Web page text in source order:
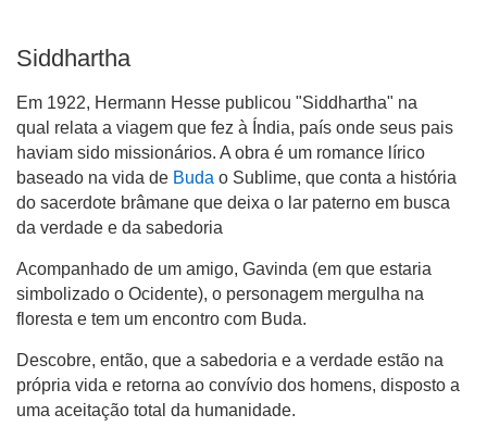
Siddhartha
Em 1922, Hermann Hesse publicou "Siddhartha" na
qual relata a viagem que fez à Índia, país onde seus pais
haviam sido missionários. A obra é um romance lírico
baseado na vida de Buda o Sublime, que conta a história
do sacerdote brâmane que deixa o lar paterno em busca
da verdade e da sabedoria
Acompanhado de um amigo, Gavinda (em que estaria
simbolizado o Ocidente), o personagem mergulha na
floresta e tem um encontro com Buda.
Descobre, então, que a sabedoria e a verdade estão na
própria vida e retorna ao convívio dos homens, disposto a
uma aceitação total da humanidade.